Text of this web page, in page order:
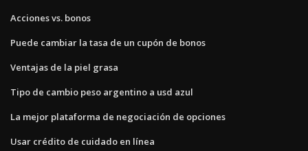
Acciones vs. bonos
Puede cambiar la tasa de un cupón de bonos
Ventajas de la piel grasa
Tipo de cambio peso argentino a usd azul
La mejor plataforma de negociación de opciones
Usar crédito de cuidado en línea